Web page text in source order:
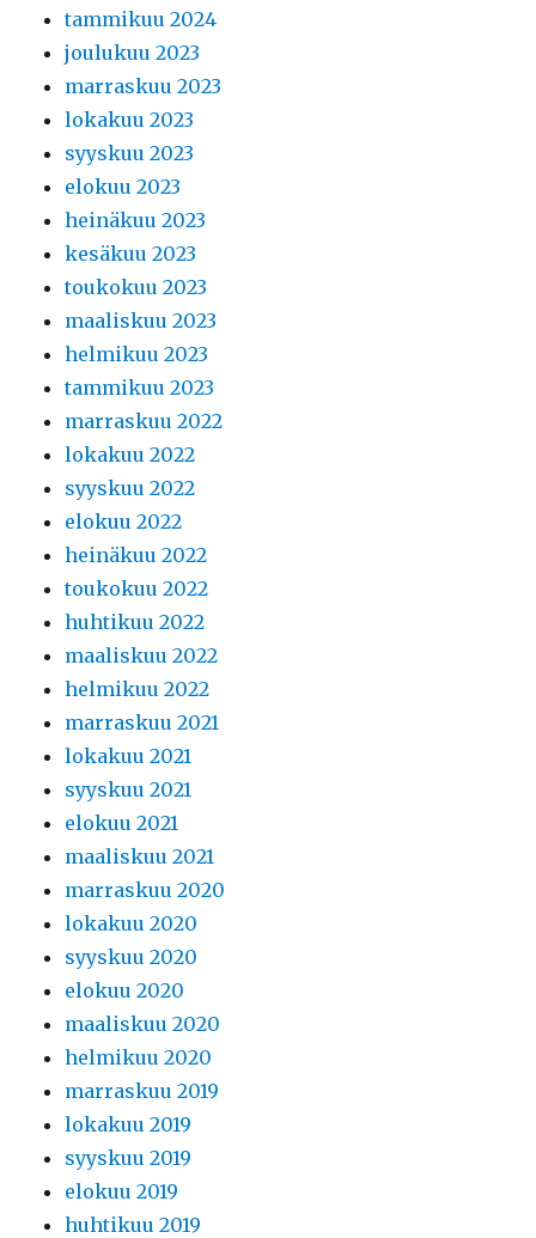
tammikuu 2024
joulukuu 2023
marraskuu 2023
lokakuu 2023
syyskuu 2023
elokuu 2023
heinäkuu 2023
kesäkuu 2023
toukokuu 2023
maaliskuu 2023
helmikuu 2023
tammikuu 2023
marraskuu 2022
lokakuu 2022
syyskuu 2022
elokuu 2022
heinäkuu 2022
toukokuu 2022
huhtikuu 2022
maaliskuu 2022
helmikuu 2022
marraskuu 2021
lokakuu 2021
syyskuu 2021
elokuu 2021
maaliskuu 2021
marraskuu 2020
lokakuu 2020
syyskuu 2020
elokuu 2020
maaliskuu 2020
helmikuu 2020
marraskuu 2019
lokakuu 2019
syyskuu 2019
elokuu 2019
huhtikuu 2019